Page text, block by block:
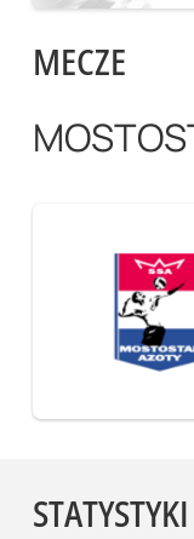
MECZE
STATYSTYKI